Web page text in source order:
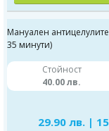
Мануален
35 минути)
Стойност
40.00 лв.
29.90 лв. |